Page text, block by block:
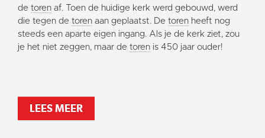
Omgeving
Activiteiten
Steun ons
de toren af. Toen de huidige kerk werd gebouwd, werd
die tegen de toren aan geplaatst. De toren heeft nog
steeds een aparte eigen ingang. Als je de kerk ziet, zou
je het niet zeggen, maar de toren is 450 jaar ouder!
LEES MEER